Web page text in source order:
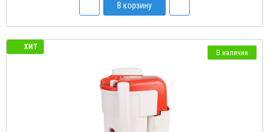
В корзину
ХИТ
В наличии